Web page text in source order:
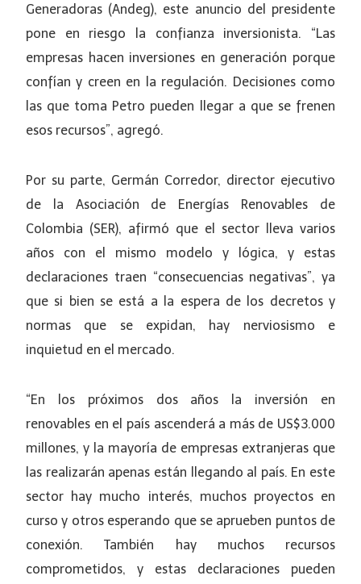
Generadoras (Andeg), este anuncio del presidente
pone en riesgo la confianza inversionista. “Las
empresas hacen inversiones en generación porque
confían y creen en la regulación. Decisiones como
las que toma Petro pueden llegar a que se frenen
esos recursos”, agregó.
Por su parte, Germán Corredor, director ejecutivo
de la Asociación de Energías Renovables de
Colombia (SER), afirmó que el sector lleva varios
años con el mismo modelo y lógica, y estas
declaraciones traen “consecuencias negativas”, ya
que si bien se está a la espera de los decretos y
normas que se expidan, hay nerviosismo e
inquietud en el mercado.
“En los próximos dos años la inversión en
renovables en el país ascenderá a más de US$3.000
millones, y la mayoría de empresas extranjeras que
las realizarán apenas están llegando al país. En este
sector hay mucho interés, muchos proyectos en
curso y otros esperando que se aprueben puntos de
conexión. También hay muchos recursos
comprometidos, y estas declaraciones pueden